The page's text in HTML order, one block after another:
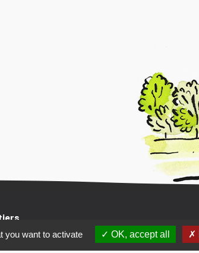
Horaires d'ouverture
you want to activate OK, accept all